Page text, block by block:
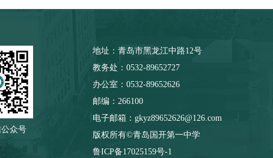
众号
地址：青岛市黑龙江中路12号
教务处：0532-89652727
办公室：0532-89652626
邮编：266100
电子邮箱：gkyz89652626@126.com
版权所有©青岛国开第一中学
鲁ICP备17025159号-1